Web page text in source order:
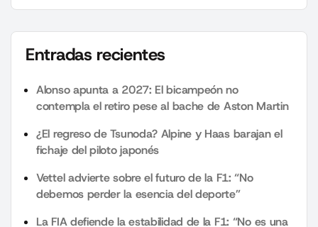
Entradas recientes
Alonso apunta a 2027: El bicampeón no
contempla el retiro pese al bache de Aston Martin
¿El regreso de Tsunoda? Alpine y Haas barajan el
fichaje del piloto japonés
Vettel advierte sobre el futuro de la F1: “No
debemos perder la esencia del deporte”
La FIA defiende la estabilidad de la F1: “No es una